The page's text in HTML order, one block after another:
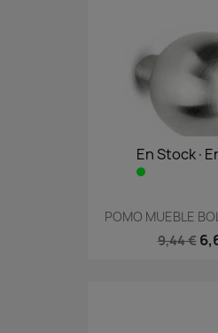
En
POMO MUEBLE
9,44 €